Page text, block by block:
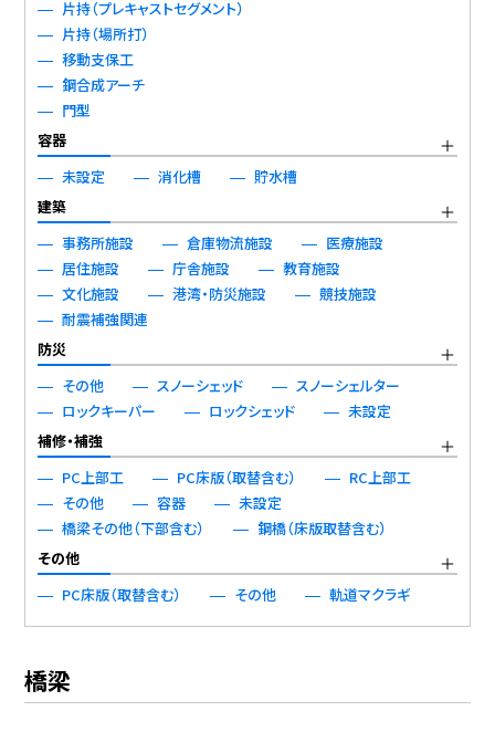
片持（プレキャストセグメント）
片持（場所打）
移動支保工
鋼合成アーチ
門型
容器
未設定
消化槽
貯水槽
建築
事務所施設
倉庫物流施設
医療施設
居住施設
庁舎施設
教育施設
文化施設
港湾・防災施設
競技施設
耐震補強関連
防災
その他
スノーシェッド
スノーシェルター
ロックキーパー
ロックシェッド
未設定
補修・補強
PC上部工
PC床版（取替含む）
RC上部工
その他
容器
未設定
橋梁その他（下部含む）
鋼橋（床版取替含む）
その他
PC床版（取替含む）
その他 軌道マクラギ
橋梁